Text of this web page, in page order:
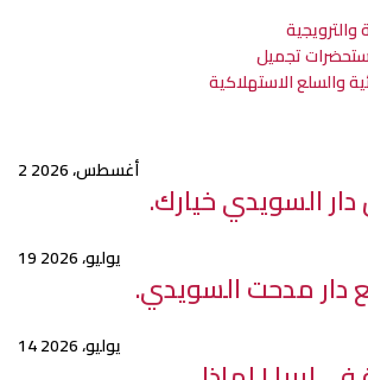
والترويجية
تجميل
والسلع الاستهلاكية
2 أغسطس، 2026
السويدي خيارك.
19 يوليو، 2026
دار مدحت السويدي.
14 يوليو، 2026